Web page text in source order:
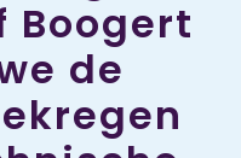
Boogert
de